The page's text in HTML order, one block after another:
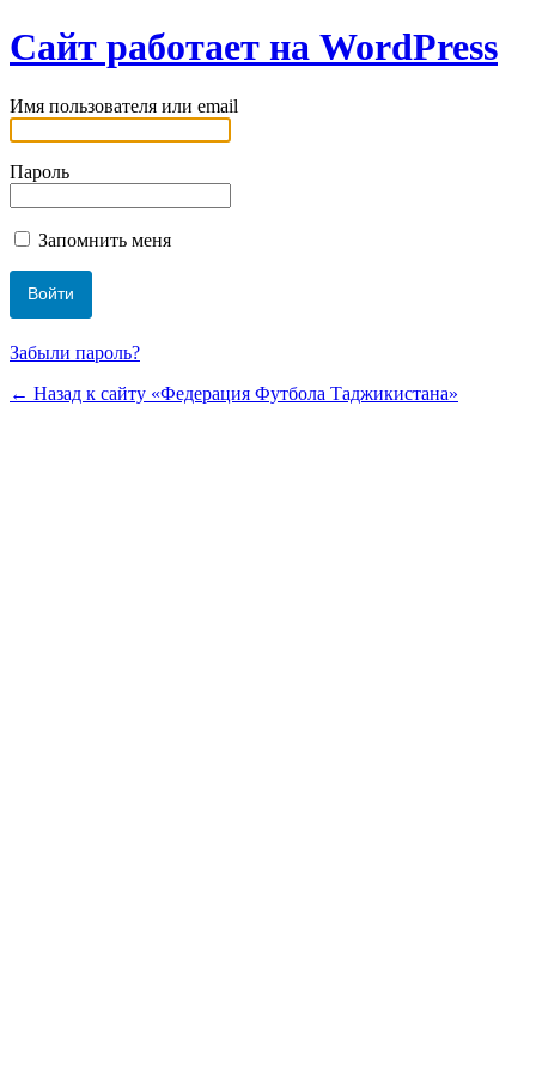
Сайт работает на WordPress
Имя пользователя или email
Пароль
Запомнить меня
Забыли пароль?
← Назад к сайту «Федерация Футбола Таджикистана»